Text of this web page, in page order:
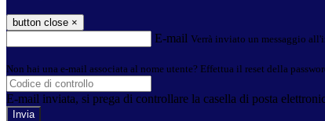
button close ×
E-mail Verrà inviato un messaggio
Non hai una e-mail associata al nome utente? Effettua il reset della
E-mail inviata, si prega di controllare la casella di posta